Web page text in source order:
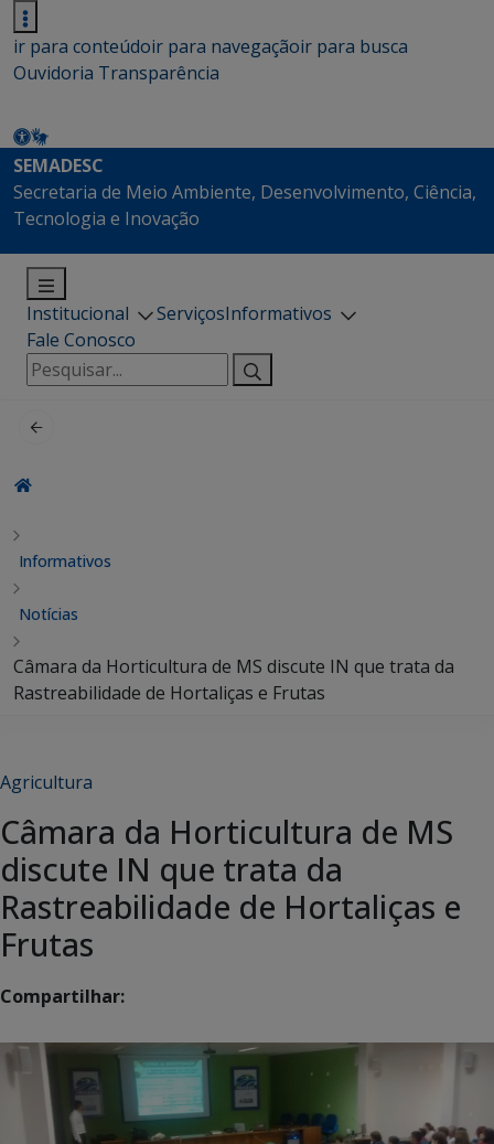
ir para conteúdoir para navegaçãoir para busca
Ouvidoria Transparência
SEMADESC
Secretaria de Meio Ambiente, Desenvolvimento, Ciência,
Tecnologia e Inovação
Institucional ServiçosInformativos
Fale Conosco
Pesquisar
por:
Informativos
Notícias
Câmara da Horticultura de MS discute IN que trata da
Rastreabilidade de Hortaliças e Frutas
Agricultura
Câmara da Horticultura de MS
discute IN que trata da
Rastreabilidade de Hortaliças e
Frutas
Compartilhar: